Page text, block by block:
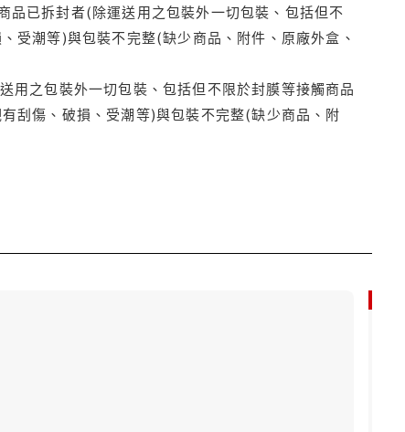
已拆封者(除運送用之包裝外一切包裝、包括但不
受潮等)與包裝不完整(缺少商品、附件、原廠外盒、
用之包裝外一切包裝、包括但不限於封膜等接觸商品
刮傷、破損、受潮等)與包裝不完整(缺少商品、附